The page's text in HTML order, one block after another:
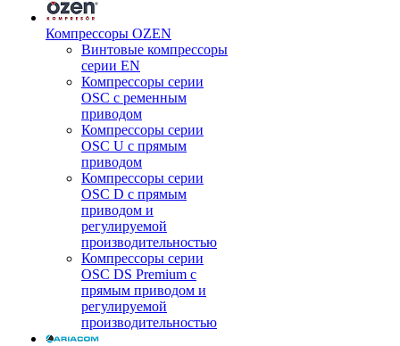
Компрессоры OZEN
Винтовые компрессоры
серии EN
Компрессоры серии
OSC с ременным
приводом
Компрессоры серии
OSC U с прямым
приводом
Компрессоры серии
OSC D с прямым
приводом и
регулируемой
производительностью
Компрессоры серии
OSC DS Premium с
прямым приводом и
регулируемой
производительностью